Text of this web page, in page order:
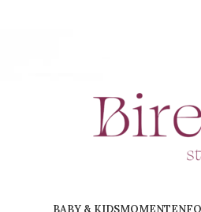
BABY & KIDSMOMENTEN